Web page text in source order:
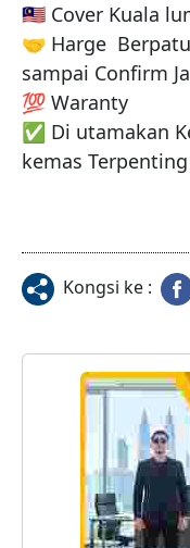
‎🇲🇾 Cover Kuala
‎🤝 Harge
sampai Confirm
‎💯 Waranty
‎✅ ️Di utamakan
kemas
Kongsi ke :